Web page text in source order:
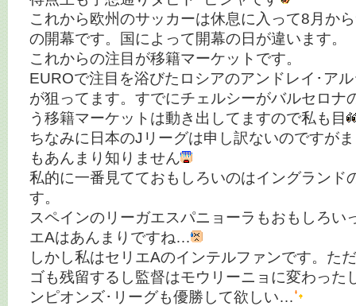
これから欧州のサッカーは休息に入って8月か
の開幕です。国によって開幕の日が違います。
これからの注目が移籍マーケットです。
EUROで注目を浴びたロシアのアンドレイ･ア
が狙ってます。すでにチェルシーがバルセロナ
う移籍マーケットは動き出してますので私も目
ちなみに日本のJリーグは申し訳ないのですが
もあんまり知りません
私的に一番見てておもしろいのはイングランド
す。
スペインのリーガエスパニョーラもおもしろい
エAはあんまりですね…
しかし私はセリエAのインテルファンです。た
ゴも残留するし監督はモウリーニョに変わった
ンピオンズ･リーグも優勝して欲しい…